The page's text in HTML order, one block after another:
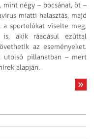
mint négy – bocsánat, öt –
miatti halasztás, majd
a sportolókat viselte meg,
is, akik ráadásul ezúttal
az eseményeket.
pillanatban – mert
alapján.